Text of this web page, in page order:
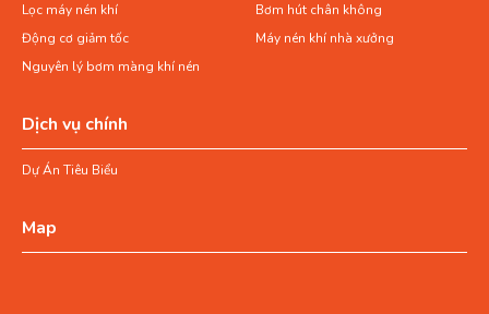
Lọc máy nén khí
Bơm hút chân không
Động cơ giảm tốc
Máy nén khí nhà xưởng
Nguyên lý bơm màng khí nén
Dịch vụ chính
Dự Án Tiêu Biểu
Map